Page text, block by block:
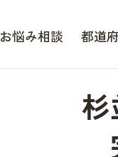
お悩み相談 都道